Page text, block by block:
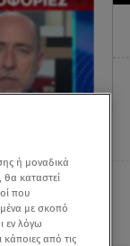
ή μοναδικά
θα καταστεί
που
με σκοπό
εν λόγω
από τις